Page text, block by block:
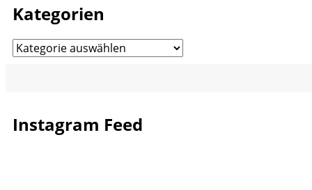
Kategorien
Kategorien
Instagram Feed